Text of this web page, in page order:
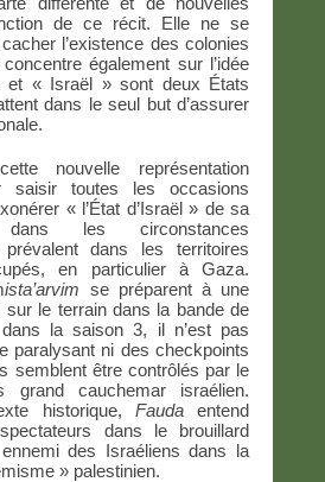
de ce récit. Elle ne se
l’existence des colonies
également sur l’idée
et « Israël » sont deux États
dans le seul but d’assurer
nouvelle représentation
saisir toutes les occasions
« l’État d’Israël » de sa
dans les circonstances
dans les territoires
en particulier à Gaza.
ista’arvim se préparent à une
sur le terrain dans la bande de
la saison 3, il n’est pas
paralysant ni des checkpoints
semblent être contrôlés par le
grand cauchemar israélien.
historique, Faudaentend
dans le brouillard
des Israéliens dans la
» palestinien.